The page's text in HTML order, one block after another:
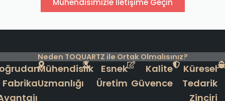
Mühendisimizle İletişime Geçin
Neden TOQUARTZ ile Ortak Olmalısınız?
Fabrika
Mühendislik
Uzmanlığı
Esnek
Üretim
Kalite
Güvence
Küresel
Tedarik
Zinciri